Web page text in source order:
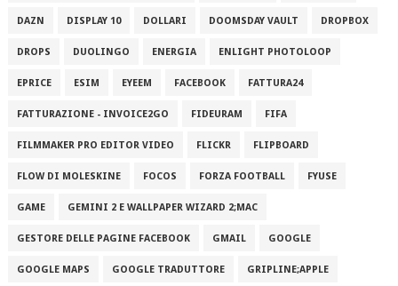
DAZN DISPLAY 10 DOLLARI DOOMSDAY VAULT DROPBOX
DROPS DUOLINGO ENERGIA ENLIGHT PHOTOLOOP
EPRICE ESIM EYEEM FACEBOOK FATTURA24
FATTURAZIONE - INVOICE2GO FIDEURAM FIFA
FILMMAKER PRO EDITOR VIDEO FLICKR FLIPBOARD
FLOW DI MOLESKINE FOCOS FORZA FOOTBALL FYUSE
GAME GEMINI 2 E WALLPAPER WIZARD 2;MAC
GESTORE DELLE PAGINE FACEBOOK GMAIL GOOGLE
GOOGLE MAPS GOOGLE TRADUTTORE GRIPLINE;APPLE